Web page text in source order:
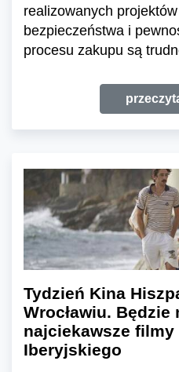
realizowanych
bezpieczeństwa i
procesu zakupu są
Tydzień Kina
Wrocławiu.
najciekawsze filmy
Iberyjskiego